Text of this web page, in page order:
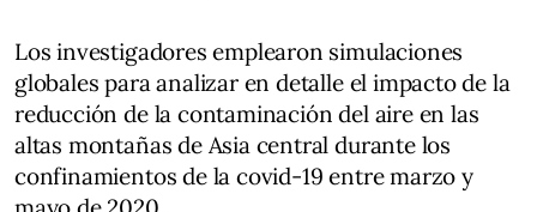
Los investigadores emplearon simulaciones
globales para analizar en detalle el impacto de la
reducción de la contaminación del aire en las
altas montañas de Asia central durante los
confinamientos de la covid-19 entre marzo y